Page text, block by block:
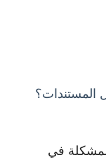
المستندات؟
في